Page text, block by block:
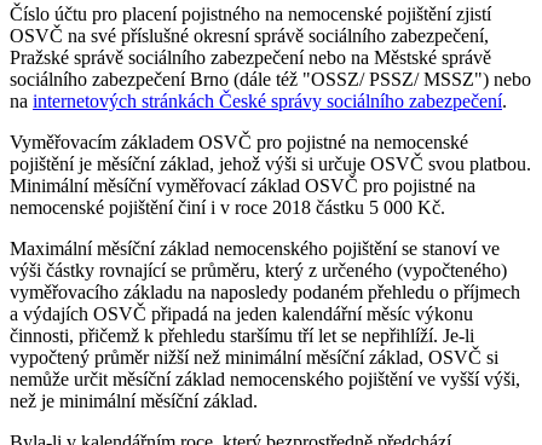
Číslo účtu pro placení pojistného na nemocenské pojištění zjistí
OSVČ na své příslušné okresní správě sociálního zabezpečení,
Pražské správě sociálního zabezpečení nebo na Městské správě
sociálního zabezpečení Brno (dále též "OSSZ/ PSSZ/ MSSZ") nebo
na internetových stránkách České správy sociálního zabezpečení.
Vyměřovacím základem OSVČ pro pojistné na nemocenské
pojištění je měsíční základ, jehož výši si určuje OSVČ svou platbou.
Minimální měsíční vyměřovací základ OSVČ pro pojistné na
nemocenské pojištění činí i v roce 2018 částku 5 000 Kč.
Maximální měsíční základ nemocenského pojištění se stanoví ve
výši částky rovnající se průměru, který z určeného (vypočteného)
vyměřovacího základu na naposledy podaném přehledu o příjmech
a výdajích OSVČ připadá na jeden kalendářní měsíc výkonu
činnosti, přičemž k přehledu staršímu tří let se nepřihlíží. Je-li
vypočtený průměr nižší než minimální měsíční základ, OSVČ si
nemůže určit měsíční základ nemocenského pojištění ve vyšší výši,
než je minimální měsíční základ.